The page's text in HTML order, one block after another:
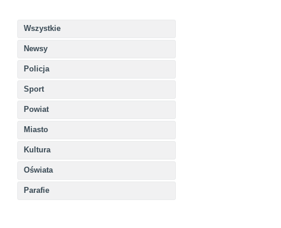
Wszystkie
Newsy
Policja
Sport
Powiat
Miasto
Kultura
Oświata
Parafie